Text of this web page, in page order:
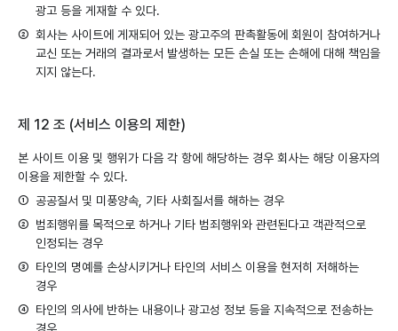
광고 등을 게재할 수 있다.
② 회사는 사이트에 게재되어 있는 광고주의 판촉활동에 회원이 참여하거나
교신 또는 거래의 결과로서 발생하는 모든 손실 또는 손해에 대해 책임을
지지 않는다.
제 12 조 (서비스 이용의 제한)
본 사이트 이용 및 행위가 다음 각 항에 해당하는 경우 회사는 해당 이용자의
이용을 제한할 수 있다.
① 공공질서 및 미풍양속, 기타 사회질서를 해하는 경우
② 범죄행위를 목적으로 하거나 기타 범죄행위와 관련된다고 객관적으로
인정되는 경우
③ 타인의 명예를 손상시키거나 타인의 서비스 이용을 현저히 저해하는
경우
④ 타인의 의사에 반하는 내용이나 광고성 정보 등을 지속적으로 전송하는